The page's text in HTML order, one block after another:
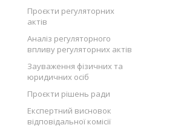
Проєкти регуляторних
актів
Аналіз регуляторного
впливу регуляторних актів
Зауваження фізичних та
юридичних осіб
Проєкти рішень ради
Експертний висновок
відповідальної комісії